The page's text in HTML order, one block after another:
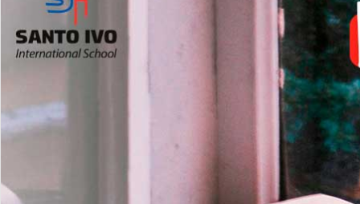
es
Com imersão Bilingue - Anos
Finais